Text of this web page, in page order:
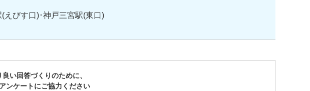
びす口)･神戸三宮駅(東口)
良い回答づくりのために、
ンケートにご協力ください